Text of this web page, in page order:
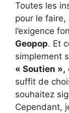
Toutes les
pour le faire,
l’exigence
Geopop. Et
simplement
« Soutien »,
suffit de
souhaitez
Cependant,